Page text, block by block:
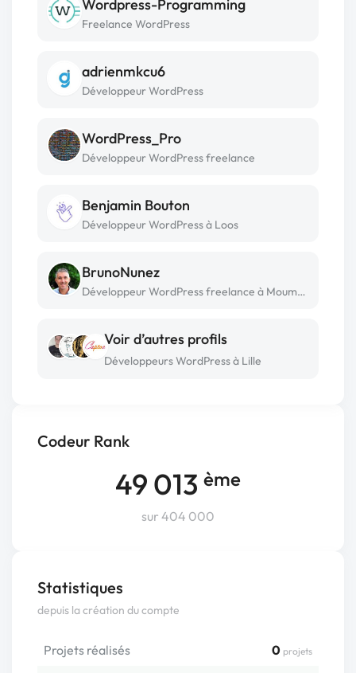
Codeur Rank
49 013 ème
sur 404 000
Statistiques
depuis la création du compte
Projets réalisés 0 projets
Wordpress-Programming
Freelance WordPress
adrienmkcu6
Développeur WordPress
WordPress_Pro
Développeur WordPress freelance
Benjamin Bouton
Développeur WordPress à Loos
BrunoNunez
Développeur WordPress freelance à Moumour
Voir d’autres profils
Développeurs WordPress à Lille